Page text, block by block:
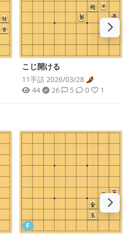
こじ開ける
11手詰 2026/03/28
44
26 5 0 1
F